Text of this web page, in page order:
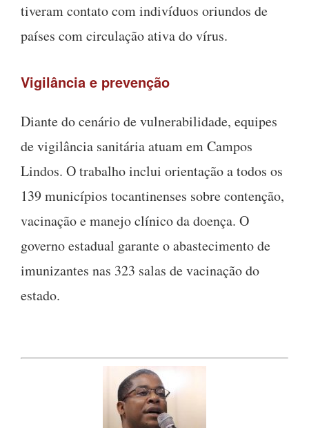
tiveram contato com indivíduos oriundos de
países com circulação ativa do vírus.
Vigilância e prevenção
Diante do cenário de vulnerabilidade, equipes
de vigilância sanitária atuam em Campos
Lindos. O trabalho inclui orientação a todos os
139 municípios tocantinenses sobre contenção,
vacinação e manejo clínico da doença. O
governo estadual garante o abastecimento de
imunizantes nas 323 salas de vacinação do
estado.